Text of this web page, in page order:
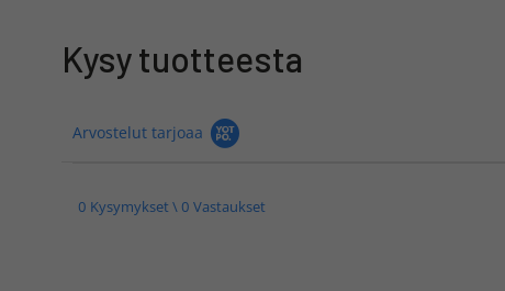
Kysy tuotteesta
Arvostelut tarjoaa
0 Kysymykset \ 0 Vastaukset